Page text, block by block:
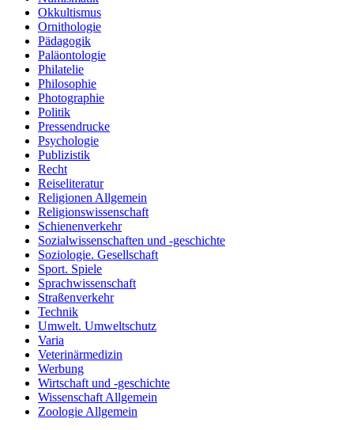
Okkultismus
Ornithologie
Pädagogik
Paläontologie
Philatelie
Philosophie
Photographie
Politik
Pressendrucke
Psychologie
Publizistik
Recht
Reiseliteratur
Religionen Allgemein
Religionswissenschaft
Schienenverkehr
Sozialwissenschaften und -geschichte
Soziologie. Gesellschaft
Sport. Spiele
Sprachwissenschaft
Straßenverkehr
Technik
Umwelt. Umweltschutz
Varia
Veterinärmedizin
Werbung
Wirtschaft und -geschichte
Wissenschaft Allgemein
Zoologie Allgemein